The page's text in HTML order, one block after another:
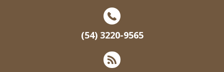
(54) 3220-9565